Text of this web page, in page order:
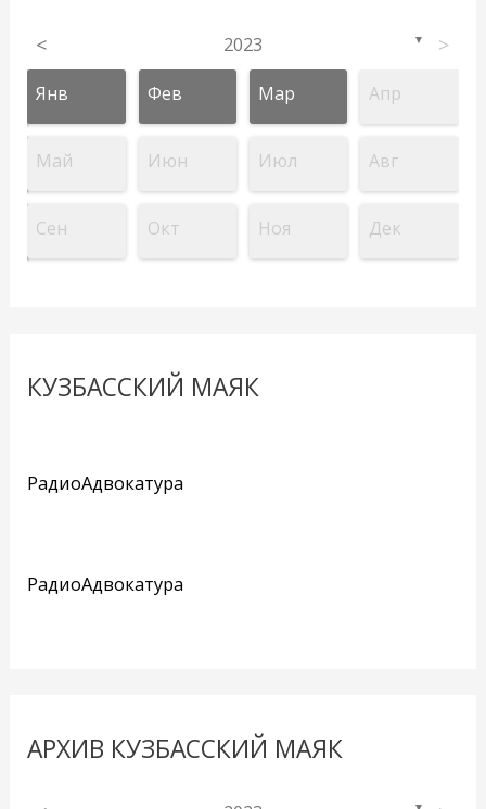
< 2023 ▼ >
Янв Фев Мар Апр
Май Июн Июл Авг
Сен Окт Ноя Дек
КУЗБАССКИЙ МАЯК
РадиоАдвокатура
РадиоАдвокатура
АРХИВ КУЗБАССКИЙ МАЯК